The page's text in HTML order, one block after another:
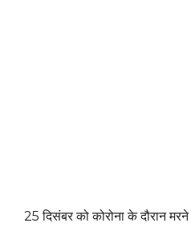
25 दिसंबर को कोरोना के दौरान